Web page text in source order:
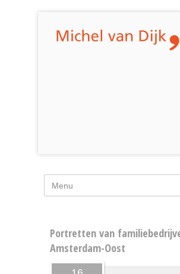
Portretten van
Amsterdam-Oost